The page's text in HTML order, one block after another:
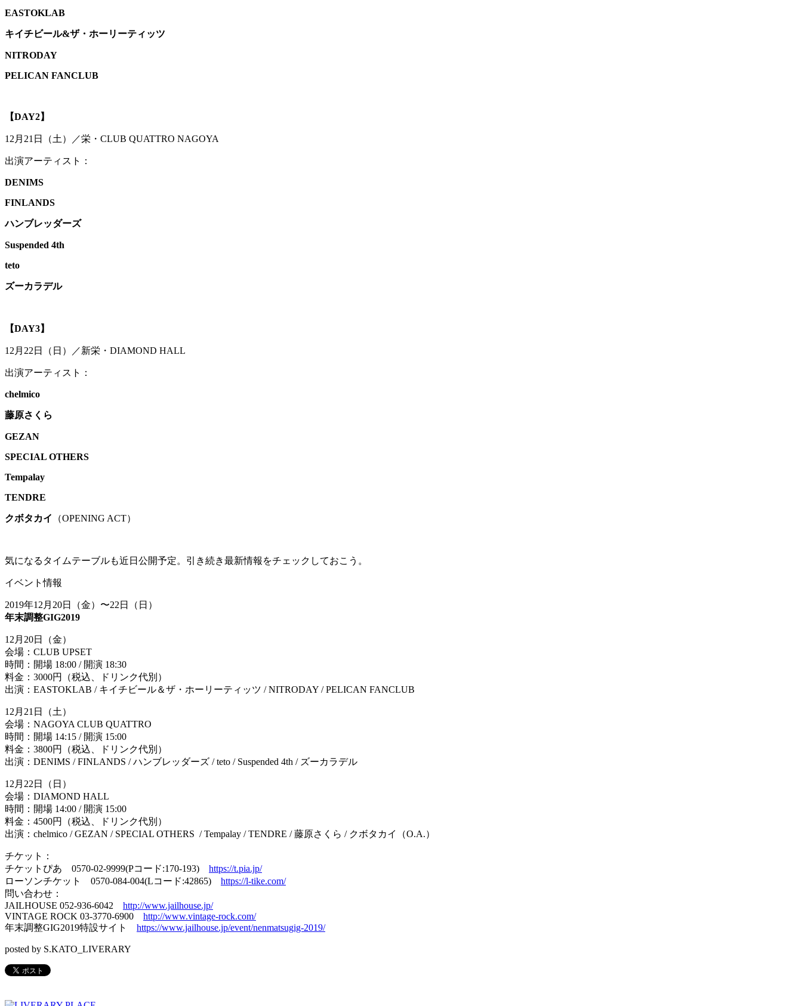
EASTOKLAB
キイチビール&ザ・ホーリーティッツ
NITRODAY
PELICAN FANCLUB
【DAY2】
12月21日（土）／栄・CLUB QUATTRO NAGOYA
出演アーティスト：
DENIMS
FINLANDS
ハンブレッダーズ
Suspended 4th
teto
ズーカラデル
【DAY3】
12月22日（日）／新栄・DIAMOND HALL
出演アーティスト：
chelmico
藤原さくら
GEZAN
SPECIAL OTHERS
Tempalay
TENDRE
クボタカイ （OPENING ACT）
気になるタイムテーブルも近日公開予定。引き続き最新情報をチェックしておこう。
イベント情報
2019年12月20日（金）〜22日（日）
年末調整GIG2019
12月20日（金）
会場：CLUB UPSET
時間：開場 18:00 / 開演 18:30
料金：3000円（税込、ドリンク代別）
出演：EASTOKLAB / キイチビール＆ザ・ホーリーティッツ / NITRODAY / PELICAN FANCLUB
12月21日（土）
会場：NAGOYA CLUB QUATTRO
時間：開場 14:15 / 開演 15:00
料金：3800円（税込、ドリンク代別）
出演：DENIMS / FINLANDS / ハンブレッダーズ / teto / Suspended 4th / ズーカラデル
12月22日（日）
会場：DIAMOND HALL
時間：開場 14:00 / 開演 15:00
料金：4500円（税込、ドリンク代別）
出演：chelmico / GEZAN / SPECIAL OTHERS / Tempalay / TENDRE / 藤原さくら / クボタカイ（O.A.）
チケット：
チケットぴあ 0570-02-9999(Pコード:170-193) https://t.pia.jp/
ローソンチケット 0570-084-004(Lコード:42865) https://l-tike.com/
問い合わせ：
JAILHOUSE 052-936-6042 http://www.jailhouse.jp/
VINTAGE ROCK 03-3770-6900 http://www.vintage-rock.com/
年末調整GIG2019特設サイト https://www.jailhouse.jp/event/nenmatsugig-2019/
posted by S.KATO_LIVERARY